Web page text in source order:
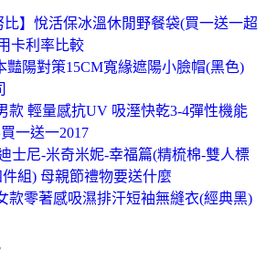
比】悅活保冰溫休閒野餐袋(買一送一超
卡利率比較
豔陽對策15CM寬緣遮陽小臉帽(黑色)
款 輕量感抗UV 吸溼快乾3-4彈性機能
一送一2017
迪士尼-米奇米妮-幸福篇(精梳棉-雙人標
組) 母親節禮物要送什麼
款零著感吸濕排汗短袖無縫衣(經典黑)